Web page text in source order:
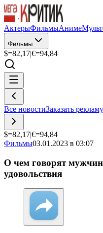
АктерыФильмыАниме
Фильмы
$=82,17|€=94,84
Все новостиЗаказать рекламу
$=82,17|€=94,84
Фильмы03.01.2023 в 03:07
О чем говорят
удовольствия